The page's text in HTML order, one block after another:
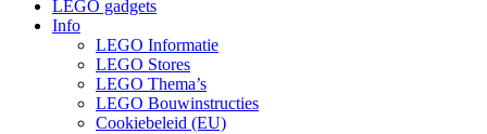
LEGO gadgets
Info
LEGO Informatie
LEGO Stores
LEGO Thema’s
LEGO Bouwinstructies
Cookiebeleid (EU)